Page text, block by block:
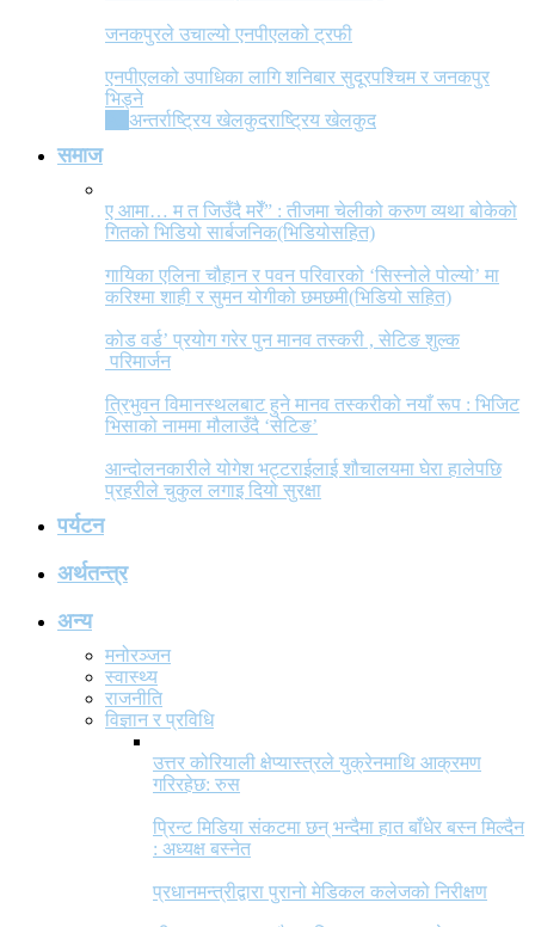
जनकपुरले उचाल्यो एनपीएलको ट्रफी
एनपीएलको उपाधिका लागि शनिबार सुदूरपश्चिम र जनकपुर
भिड्ने
अन्तर्राष्ट्रिय खेलकुदराष्ट्रिय खेलकुद
समाज
ए आमा… म त जिउँदै मरेँ” : तीजमा चेलीको करुण व्यथा बोकेको
गितको भिडियो सार्बजनिक(भिडियोसहित)
गायिका एलिना चौहान र पवन परिवारको ‘सिस्नोले पोल्यो’ मा
करिश्मा शाही र सुमन योगीको छमछमी(भिडियो सहित)
कोड वर्ड’ प्रयोग गरेर पुन मानव तस्करी , सेटिङ शुल्क
परिमार्जन
त्रिभुवन विमानस्थलबाट हुने मानव तस्करीको नयाँ रूप : भिजिट
भिसाको नाममा मौलाउँदै ‘सेटिङ’
आन्दोलनकारीले योगेश भट्टराईलाई शौचालयमा घेरा हालेपछि
प्रहरीले चुकुल लगाइ दियो सुरक्षा
पर्यटन
अर्थतन्त्र
अन्य
मनोरञ्जन
स्वास्थ्य
राजनीति
विज्ञान र प्रविधि
उत्तर कोरियाली क्षेप्यास्त्रले युक्रेनमाथि आक्रमण
गरिरहेछ: रुस
प्रिन्ट मिडिया संकटमा छन् भन्दैमा हात बाँधेर बस्न मिल्दैन
: अध्यक्ष बस्नेत
प्रधानमन्त्रीद्वारा पुरानो मेडिकल कलेजको निरीक्षण